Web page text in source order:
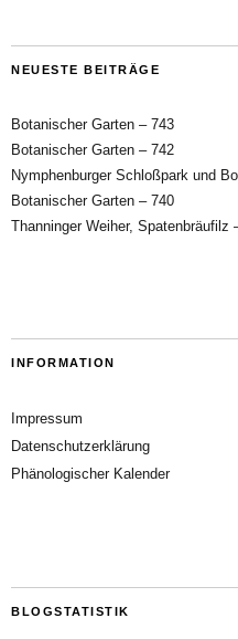
NEUESTE BEITRÄGE
Botanischer Garten – 743
Botanischer Garten – 742
Nymphenburger Schloßpark und
Botanischer Garten – 740
Thanninger Weiher, Spatenbräufilz
INFORMATION
Impressum
Datenschutzerklärung
Phänologischer Kalender
BLOGSTATISTIK